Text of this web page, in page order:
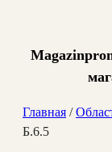
Главная /
Б.6.5